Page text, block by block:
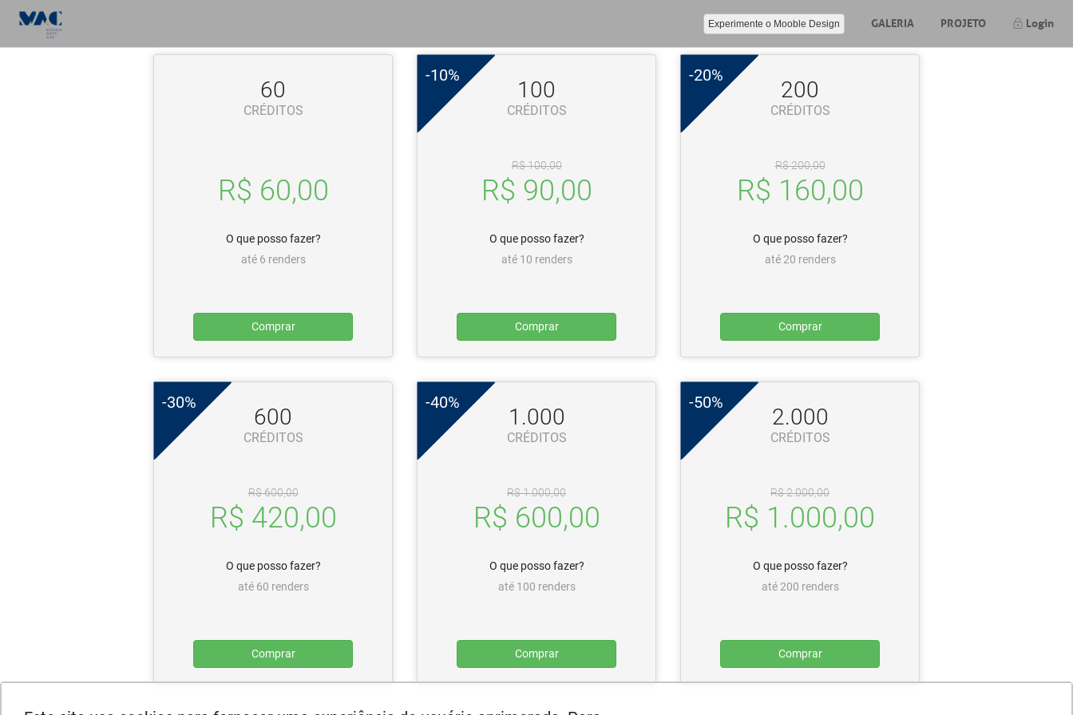
Experimente o Mooble Design GALERIA PROJETO Login
60
CRÉDITOS
R$ 60,00
O que posso fazer?
até 6 renders
Comprar
-10%
100
CRÉDITOS
R$ 100,00
R$ 90,00
O que posso fazer?
até 10 renders
Comprar
-20%
200
CRÉDITOS
R$ 200,00
R$ 160,00
O que posso fazer?
até 20 renders
Comprar
-30%
600
CRÉDITOS
R$ 600,00
R$ 420,00
O que posso fazer?
até 60 renders
Comprar
-40%
1.000
CRÉDITOS
R$ 1.000,00
R$ 600,00
O que posso fazer?
até 100 renders
Comprar
-50%
2.000
CRÉDITOS
R$ 2.000,00
R$ 1.000,00
O que posso fazer?
até 200 renders
Comprar